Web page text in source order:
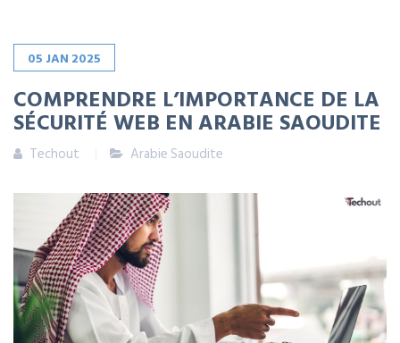
05 JAN 2025
COMPRENDRE L’IMPORTANCE DE LA
SÉCURITÉ WEB EN ARABIE SAOUDITE
Techout Arabie Saoudite